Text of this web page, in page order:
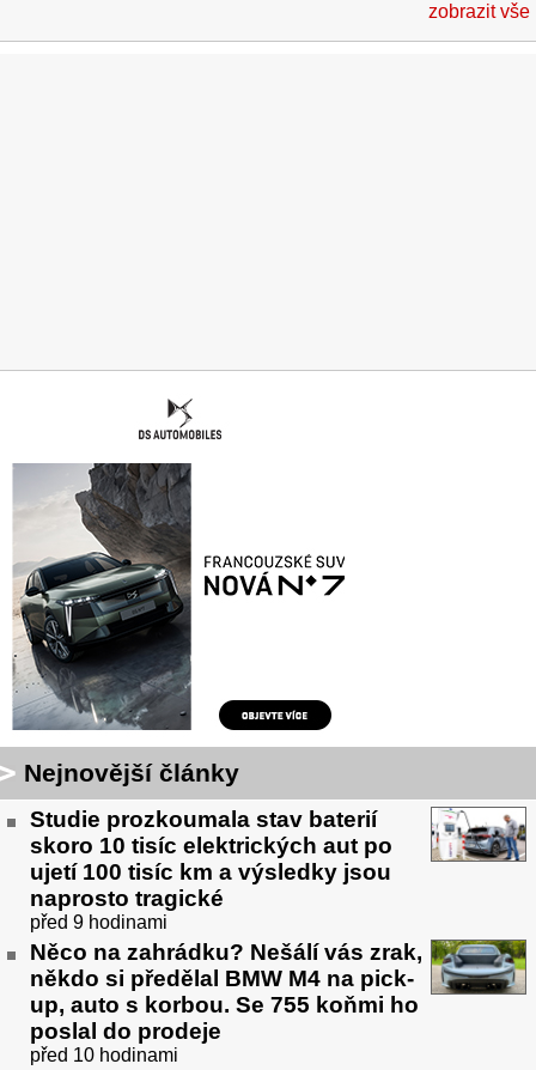
zobrazit vše
Nejnovější články
Studie prozkoumala stav baterií
skoro 10 tisíc elektrických aut po
ujetí 100 tisíc km a výsledky jsou
naprosto tragické
před 9 hodinami
Něco na zahrádku? Nešálí vás zrak,
někdo si předělal BMW M4 na pick-
up, auto s korbou. Se 755 koňmi ho
poslal do prodeje
před 10 hodinami